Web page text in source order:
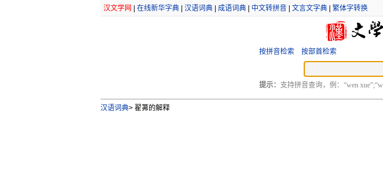
汉文学网 在线新华字典| 汉语词典| 成语词典| 中文转拼音| 文言文字典| 繁体字转换
按拼音检索 按部首检索
提示： 支持拼音查询，例：“wen
汉语词典>翟茀的解释